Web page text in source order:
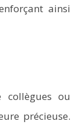
ainsi
collègues ou
précieuse.